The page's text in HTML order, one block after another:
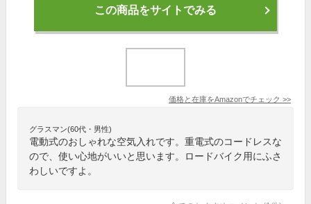
この商品をサイトでみる
価格と在庫をAmazonでチェック >>
グラスマン(60代・男性)
電動式のおしゃれな空気入れです。重電式のコードレスな
ので、使い心地がいいと思います。ロードバイク用にふさ
わしいですよ。